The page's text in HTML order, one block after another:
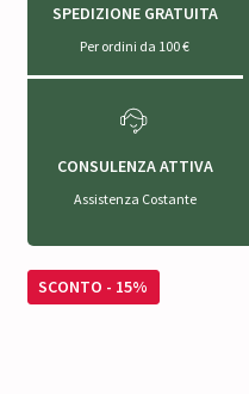
SPEDIZIONE GRATUITA
Per ordini da 100 €
CONSULENZA ATTIVA
Assistenza Costante
SCONTO - 15%